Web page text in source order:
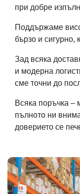
при добре
Поддържаме
бързо и сигурно,
Зад всяка
и модерна
сме точни до
Всяка поръчка –
пълното ни
доверието се